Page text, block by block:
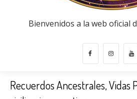
Bienvenidos a la web oficial
Recuerdos Ancestrales, Vidas